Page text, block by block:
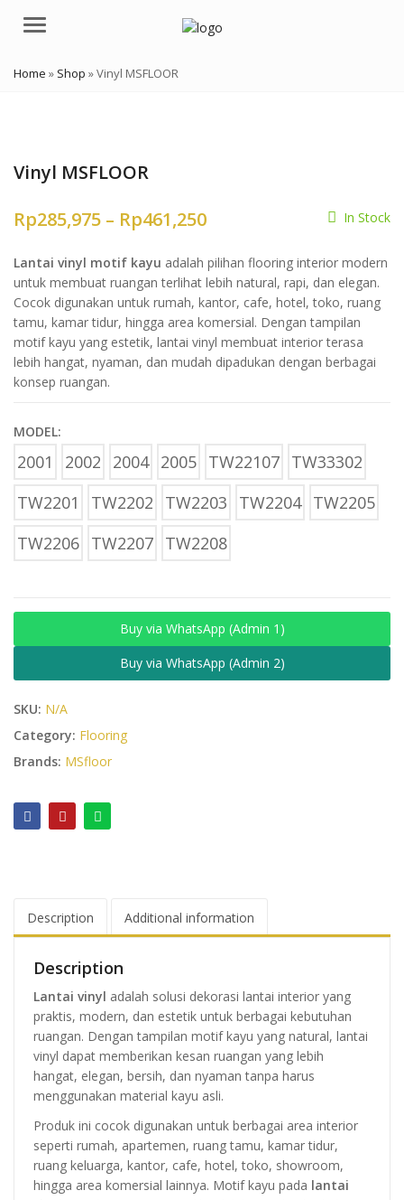
Menu
Home » Shop »Vinyl MSFLOOR
Vinyl MSFLOOR
Rp285,975 – Rp461,250Price
Rp285,975
through
Rp461,250
In Stock
Lantai vinyl motif kayu adalah pilihan flooring interior modern
untuk membuat ruangan terlihat lebih natural, rapi, dan elegan.
Cocok digunakan untuk rumah, kantor, cafe, hotel, toko, ruang
tamu, kamar tidur, hingga area komersial. Dengan tampilan
motif kayu yang estetik, lantai vinyl membuat interior terasa
lebih hangat, nyaman, dan mudah dipadukan dengan berbagai
konsep ruangan.
MODEL:
2001 2002 2004 2005 TW22107 TW33302
TW2201
TW2202 TW2203 TW2204 TW2205
TW2206 TW2207 TW2208
Buy via WhatsApp (Admin 1)
Buy via WhatsApp (Admin 2)
SKU: N/A
Category: Flooring
Brands: MSfloor
Description Additional information
Description
Lantai vinyl adalah solusi dekorasi lantai interior yang
praktis, modern, dan estetik untuk berbagai kebutuhan
ruangan. Dengan tampilan motif kayu yang natural, lantai
vinyl dapat memberikan kesan ruangan yang lebih
hangat, elegan, bersih, dan nyaman tanpa harus
menggunakan material kayu asli.
Produk ini cocok digunakan untuk berbagai area interior
seperti rumah, apartemen, ruang tamu, kamar tidur,
ruang keluarga, kantor, cafe, hotel, toko, showroom,
hingga area komersial lainnya. Motif kayu pada lantai